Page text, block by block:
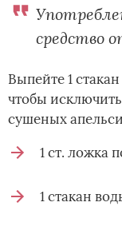
средство
Выпейте 1
чтобы
сушеных
1 ст. ложка
1 стакан